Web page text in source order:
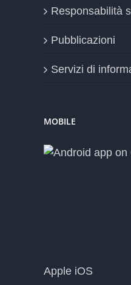
Responsabilità
Pubblicazioni
Servizi di
MOBILE
Apple iOS